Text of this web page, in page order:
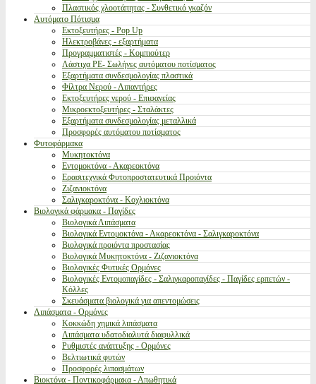
Πλαστικός χλοοτάπητας - Συνθετικό γκαζόν
Αυτόματο Πότισμα
Εκτοξευτήρες - Pop Up
Ηλεκτροβάνες - εξαρτήματα
Προγραμματιστές - Κομπιούτερ
Λάστιχα PE- Σωλήνες αυτόματου ποτίσματος
Εξαρτήματα συνδεσμολογίας πλαστικά
Φίλτρα Νερού - Λιπαντήρες
Εκτοξευτήρες νερού - Επιφανείας
Μικροεκτοξευτήρες - Σταλάκτες
Εξαρτήματα συνδεσμολογίας μεταλλικά
Προσφορές αυτόματου ποτίσματος
Φυτοφάρμακα
Μυκητοκτόνα
Εντομοκτόνα - Ακαρεοκτόνα
Ερασιτεχνικά Φυτοπροστατευτικά Προιόντα
Ζιζανιοκτόνα
Σαλιγκαροκτόνα - Κοχλιοκτόνα
Βιολογικά φάρμακα - Παγίδες
Βιολογικά Λιπάσματα
Βιολογικά Εντομοκτόνα - Ακαρεοκτόνα - Σαλιγκαροκτόνα
Βιολογικά προιόντα προστασίας
Βιολογικά Μυκητοκτόνα - Ζιζανιοκτόνα
Βιολογικές Φυτικές Ορμόνες
Βιολογικές Εντομοπαγίδες - Σαλιγκαροπαγίδες - Παγίδες ερπετών -
Κόλλες
Σκευάσματα βιολογικά για απεντομώσεις
Λιπάσματα - Ορμόνες
Κοκκώδη χημικά λιπάσματα
Λιπάσματα υδατοδιαλυτά διαφυλλικά
Ρυθμιστές ανάπτυξης - Ορμόνες
Βελτιωτικά φυτών
Προσφορές λιπασμάτων
Βιοκτόνα - Ποντικοφάρμακα - Απωθητικά